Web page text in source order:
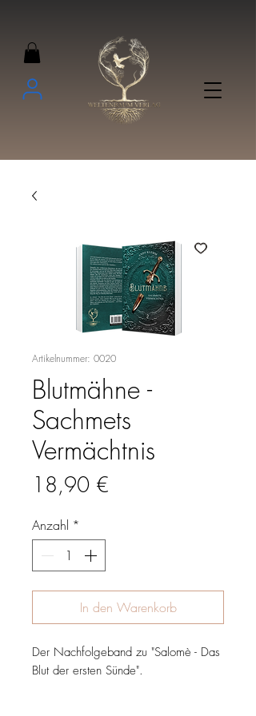
Artikelnummer: 0020
Blutmähne -
Sachmets
Vermächtnis
18,90 €
Anzahl *
In den Warenkorb
Der Nachfolgeband zu "Salomè - Das
Blut der ersten Sünde".